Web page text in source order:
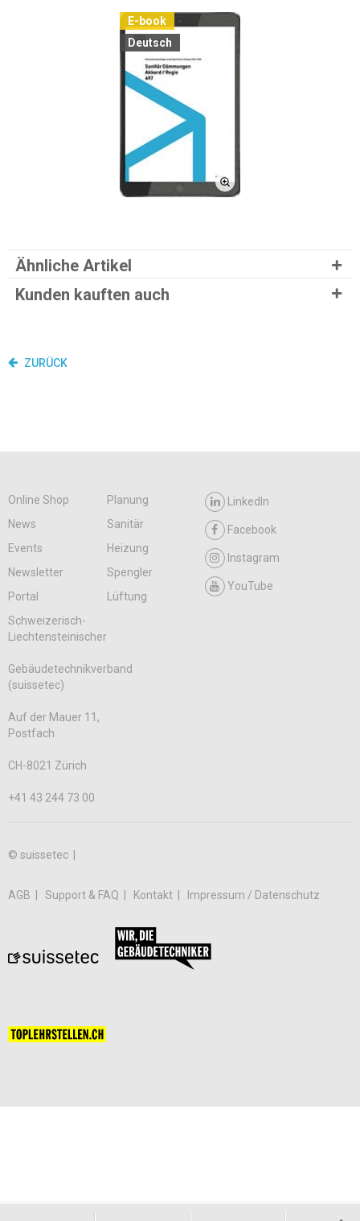
E-book
Deutsch
Ähnliche Artikel
Kunden kauften auch
ZURÜCK
Online Shop
Planung
News
Sanitär
Events
Heizung
Newsletter
Spengler
Portal
Lüftung
LinkedIn
Facebook
Instagram
YouTube
Schweizerisch-
Liechtensteinischer
Gebäudetechnikverband
(suissetec)
Auf der Mauer 11,
Postfach
CH-8021 Zürich
+41 43 244 73 00
© suissetec |
AGB Support & FAQ Kontakt Impressum / Datenschutz